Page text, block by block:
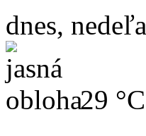
dnes,
29 °C